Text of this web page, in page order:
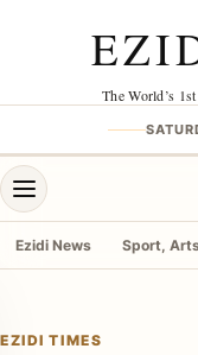
The World’s
Open menu
Ezidi News Sport,
EZIDI TIMES